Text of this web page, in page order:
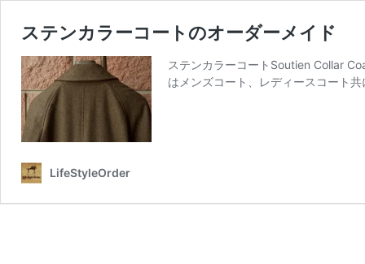
ステンカラーコートのオーダーメイド
ステンカラーコートSoutien Collar
はメンズコート、レディースコート
LifeStyleOrder